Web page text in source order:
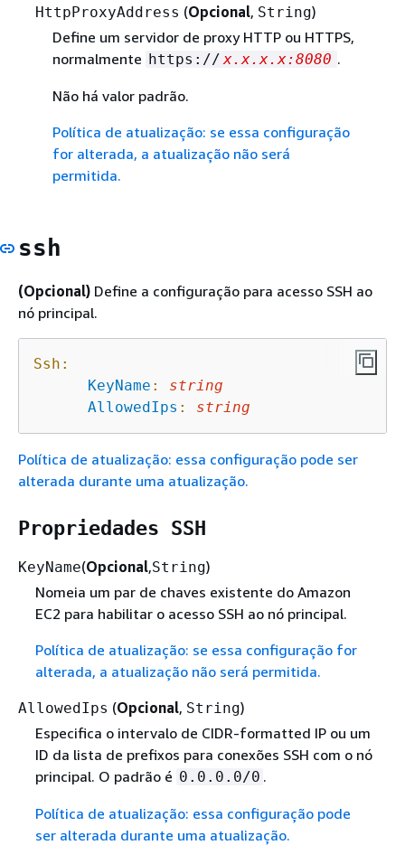
HttpProxyAddress (Opcional, String)
Define um servidor de proxy HTTP ou HTTPS,
normalmente https://x.x.x.x:8080 .
Não há valor padrão.
Política de atualização: se essa configuração
for alterada, a atualização não será
permitida.
ssh
(Opcional) Define a configuração para acesso SSH ao
nó principal.
Ssh:
KeyName :
string
AllowedIps : string
Política de atualização: essa configuração pode ser
alterada durante uma atualização.
Propriedades SSH
KeyName(Opcional,String)
Nomeia um par de chaves existente do Amazon
EC2 para habilitar o acesso SSH ao nó principal.
Política de atualização: se essa configuração for
alterada, a atualização não será permitida.
AllowedIps (Opcional, String)
Especifica o intervalo de CIDR-formatted IP ou um
ID da lista de prefixos para conexões SSH com o nó
principal. O padrão é 0.0.0.0/0 .
Política de atualização: essa configuração pode
ser alterada durante uma atualização.